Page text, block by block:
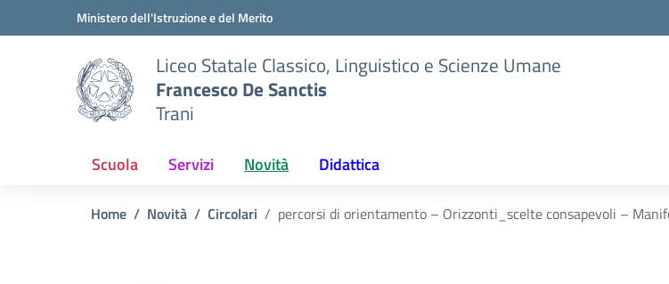
Vai ai contenuti
Vai al menu di navigazioneMinistero dell'Istruzione e del Merito
Liceo Statale Classico, Linguistico e Scienze Umane
Francesco De Sanctis
Trani
Scuola Servizi Novità Didattica
Home Novità Circolari percorsi di orientamento – Orizzonti_scelte consapevoli –